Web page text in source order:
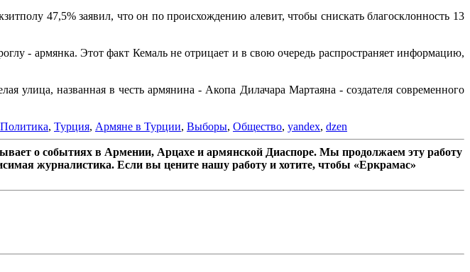
47,5% заявил, что он по происхождению алевит, чтобы снискать благосклонность 13
- армянка. Этот факт Кемаль не отрицает и в свою очередь распространяет информацию,
улица, названная в честь армянина - Акопа Дилачара Мартаяна - создателя современного
Политика, Турция, Армяне в Турции, Выборы, Общество, yandex, dzen
о событиях в Армении, Арцахе и армянской Диаспоре. Мы продолжаем эту работу
журналистика. Если вы цените нашу работу и хотите, чтобы «Еркрамас»